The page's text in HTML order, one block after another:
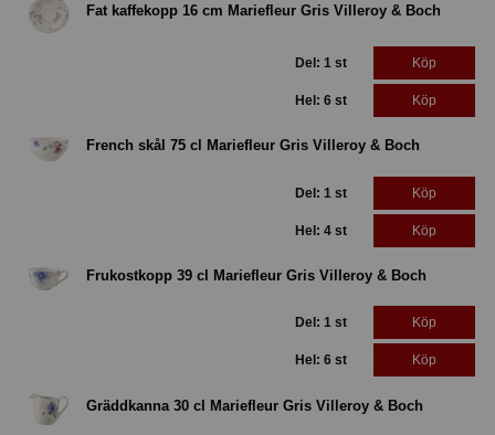
Fat kaffekopp 16 cm Mariefleur Gris Villeroy & Boch
Del: 1 st Köp
Hel: 6 st Köp
French skål 75 cl Mariefleur Gris Villeroy & Boch
Del: 1 st Köp
Hel: 4 st Köp
Frukostkopp 39 cl Mariefleur Gris Villeroy & Boch
Del: 1 st Köp
Hel: 6 st Köp
Gräddkanna 30 cl Mariefleur Gris Villeroy & Boch